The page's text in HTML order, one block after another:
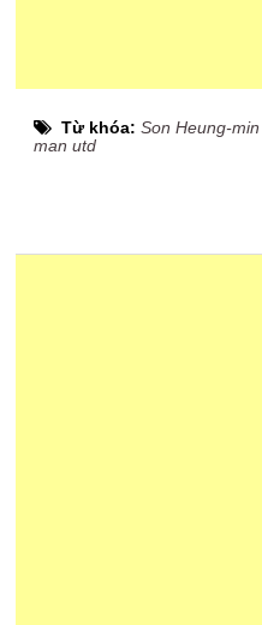
Từ khóa:Son Heung-min
man utd